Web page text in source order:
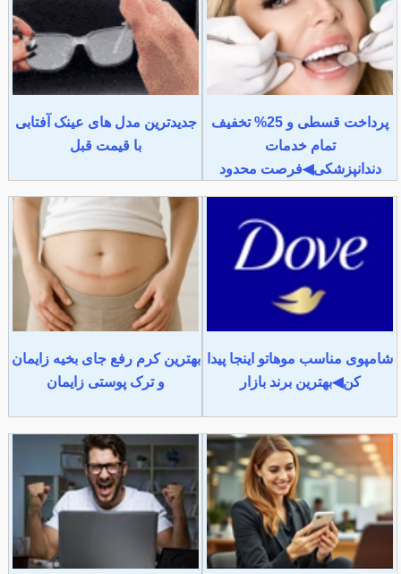
پرداخت قسطی و 25% تخفیف
تمام خدمات
دندانپزشکی◀فرصت محدود
جدیدترین مدل های عینک آفتابی
با قیمت قبل
شامپوی مناسب موهاتو اینجا پیدا
کن◀بهترین برند بازار
بهترین کرم رفع جای بخیه زایمان
و ترک پوستی زایمان